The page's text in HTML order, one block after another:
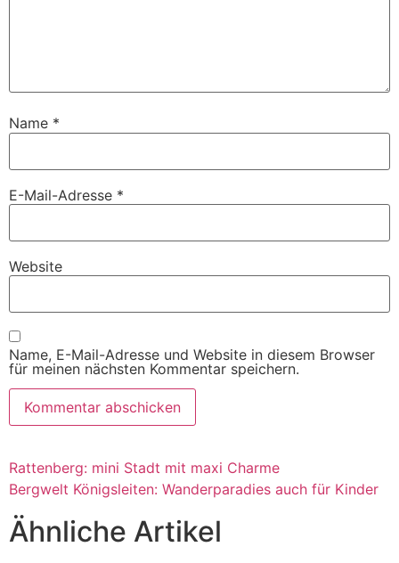
Name *
E-Mail-Adresse *
Website
Name, E-Mail-Adresse und Website in diesem Browser
für meinen nächsten Kommentar speichern.
Rattenberg: mini Stadt mit maxi Charme
Bergwelt Königsleiten: Wanderparadies auch für Kinder
Ähnliche Artikel